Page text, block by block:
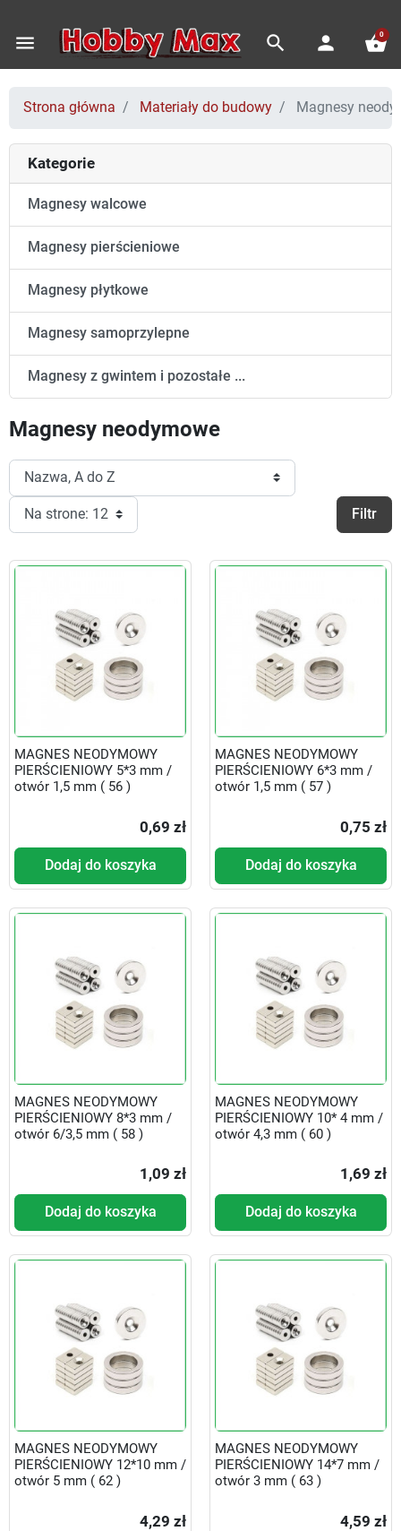
menu search person shopping_basket
0
Strona główna Materiały do budowy Magnesy
Kategorie
Magnesy walcowe
Magnesy pierścieniowe
Magnesy płytkowe
Magnesy samoprzylepne
Magnesy z gwintem i pozostałe ...
Magnesy neodymowe
Filtr
MAGNES NEODYMOWY
PIERŚCIENIOWY 5*3 mm /
otwór 1,5 mm ( 56 )
0,69 zł
Dodaj do koszyka
MAGNES NEODYMOWY
PIERŚCIENIOWY 6*3 mm /
otwór 1,5 mm ( 57 )
0,75 zł
Dodaj do koszyka
MAGNES NEODYMOWY
PIERŚCIENIOWY 8*3 mm /
otwór 6/3,5 mm ( 58 )
1,09 zł
Dodaj do koszyka
MAGNES NEODYMOWY
PIERŚCIENIOWY 10* 4 mm /
otwór 4,3 mm ( 60 )
1,69 zł
Dodaj do koszyka
MAGNES NEODYMOWY
PIERŚCIENIOWY 12*10 mm /
otwór 5 mm ( 62 )
4,29 zł
MAGNES NEODYMOWY
PIERŚCIENIOWY 14*7 mm /
otwór 3 mm ( 63 )
4,59 zł